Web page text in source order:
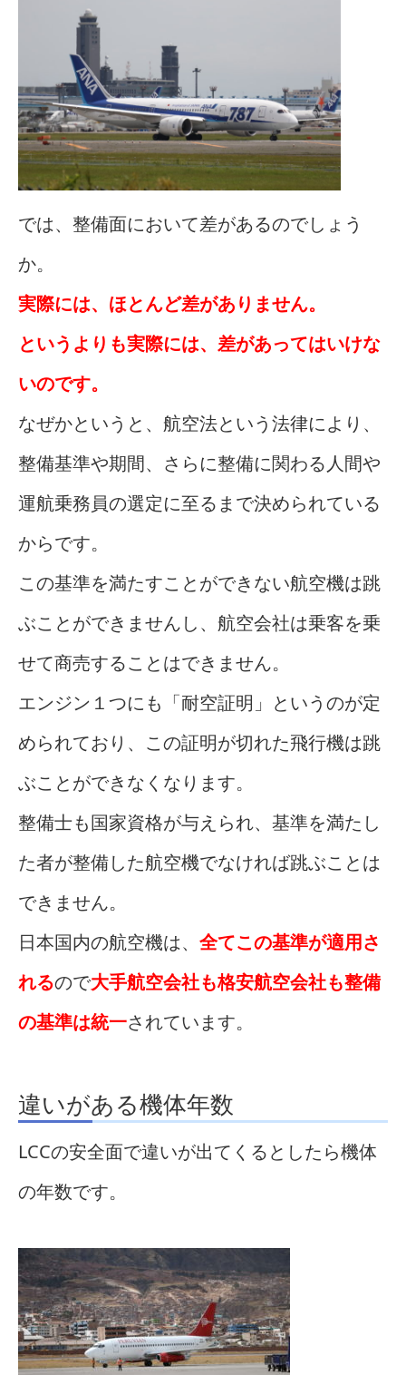
では、整備面において差があるのでしょう
か。
実際には、ほとんど差がありません。
というよりも実際には、差があってはいけな
いのです。
なぜかというと、航空法という法律により、
整備基準や期間、さらに整備に関わる人間や
運航乗務員の選定に至るまで決められている
からです。
この基準を満たすことができない航空機は跳
ぶことができませんし、航空会社は乗客を乗
せて商売することはできません。
エンジン１つにも「耐空証明」というのが定
められており、この証明が切れた飛行機は跳
ぶことができなくなります。
整備士も国家資格が与えられ、基準を満たし
た者が整備した航空機でなければ跳ぶことは
できません。
日本国内の航空機は、 全てこの基準が適用さ
れるので大手航空会社も格安航空会社も整備
の基準は統一されています。
違いがある機体年数
LCCの安全面で違いが出てくるとしたら機体
の年数です。